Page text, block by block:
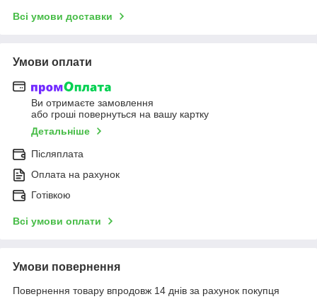
Всі умови доставки
Умови оплати
Ви отримаєте замовлення
або гроші повернуться на вашу картку
Детальніше
Післяплата
Оплата на рахунок
Готівкою
Всі умови оплати
Умови повернення
Повернення товару впродовж 14 днів за рахунок покупця